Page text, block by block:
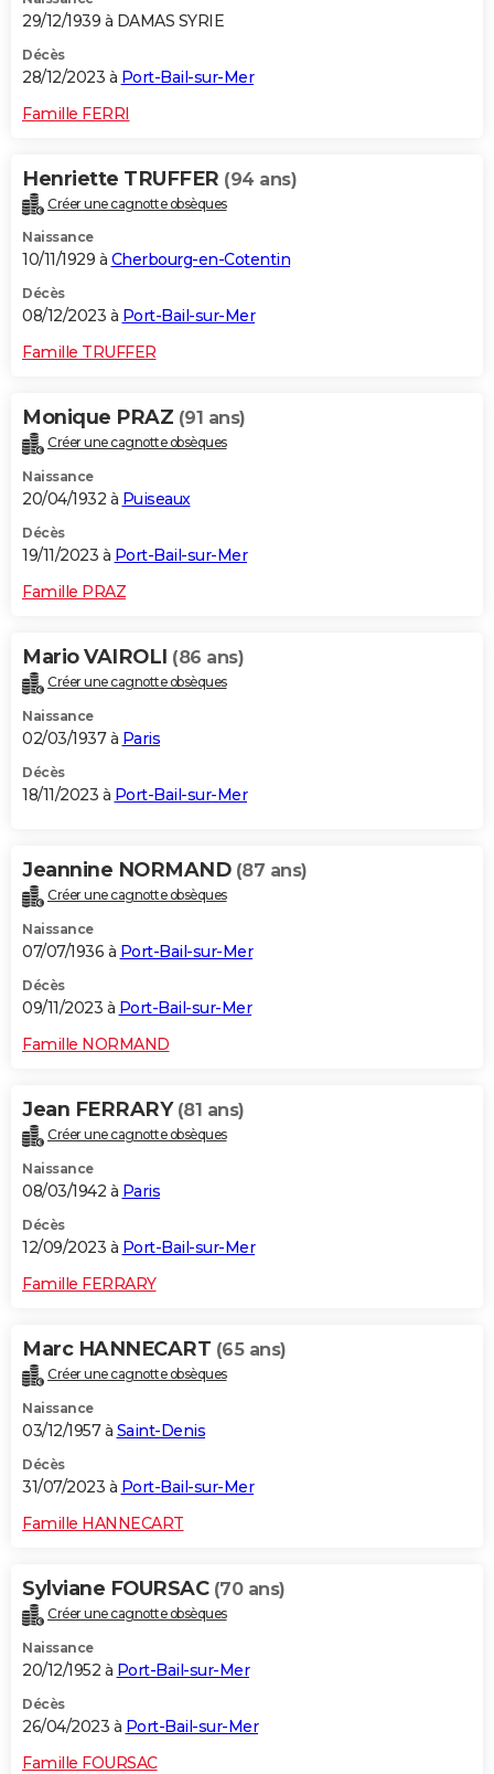
29/12/1939 à DAMAS SYRIE
Décès
28/12/2023 à Port-Bail-sur-Mer
Famille FERRI
Henriette TRUFFER (94 ans)
Créer une cagnotte obsèques
Naissance
10/11/1929 à Cherbourg-en-Cotentin
Décès
08/12/2023 à Port-Bail-sur-Mer
Famille TRUFFER
Monique PRAZ (91 ans)
Créer une cagnotte obsèques
Naissance
20/04/1932 à Puiseaux
Décès
19/11/2023 à Port-Bail-sur-Mer
Famille PRAZ
Mario VAIROLI (86 ans)
Créer une cagnotte obsèques
Naissance
02/03/1937 à Paris
Décès
18/11/2023 à Port-Bail-sur-Mer
Jeannine NORMAND (87 ans)
Créer une cagnotte obsèques
Naissance
07/07/1936 à Port-Bail-sur-Mer
Décès
09/11/2023 à Port-Bail-sur-Mer
Famille NORMAND
Jean FERRARY (81 ans)
Créer une cagnotte obsèques
Naissance
08/03/1942 à Paris
Décès
12/09/2023 à Port-Bail-sur-Mer
Famille FERRARY
Marc HANNECART (65 ans)
Créer une cagnotte obsèques
Naissance
03/12/1957 à Saint-Denis
Décès
31/07/2023 à Port-Bail-sur-Mer
Famille HANNECART
Sylviane FOURSAC (70 ans)
Créer une cagnotte obsèques
Naissance
20/12/1952 à Port-Bail-sur-Mer
Décès
26/04/2023 à Port-Bail-sur-Mer
Famille FOURSAC